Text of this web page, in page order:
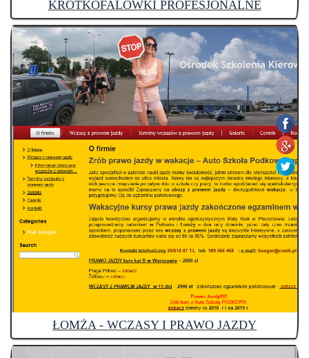
KRÓTKOFALÓWKI PROFESJONALNE
ŁOMŻA - WCZASY I PRAWO JAZDY